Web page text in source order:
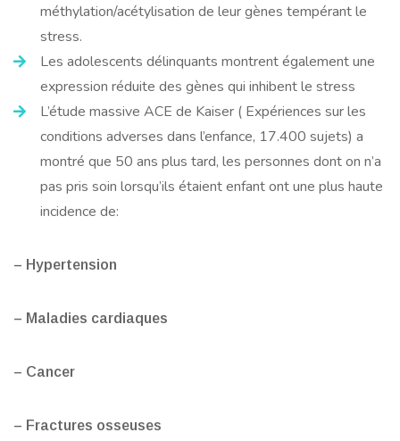
méthylation/acétylisation de leur gènes tempérant le
stress.
Les adolescents délinquants montrent également une
expression réduite des gènes qui inhibent le stress
L’étude massive ACE de Kaiser ( Expériences sur les
conditions adverses dans l’enfance, 17.400 sujets) a
montré que 50 ans plus tard, les personnes dont on n’a
pas pris soin lorsqu’ils étaient enfant ont une plus haute
incidence de:
– Hypertension
– Maladies cardiaques
– Cancer
– Fractures osseuses